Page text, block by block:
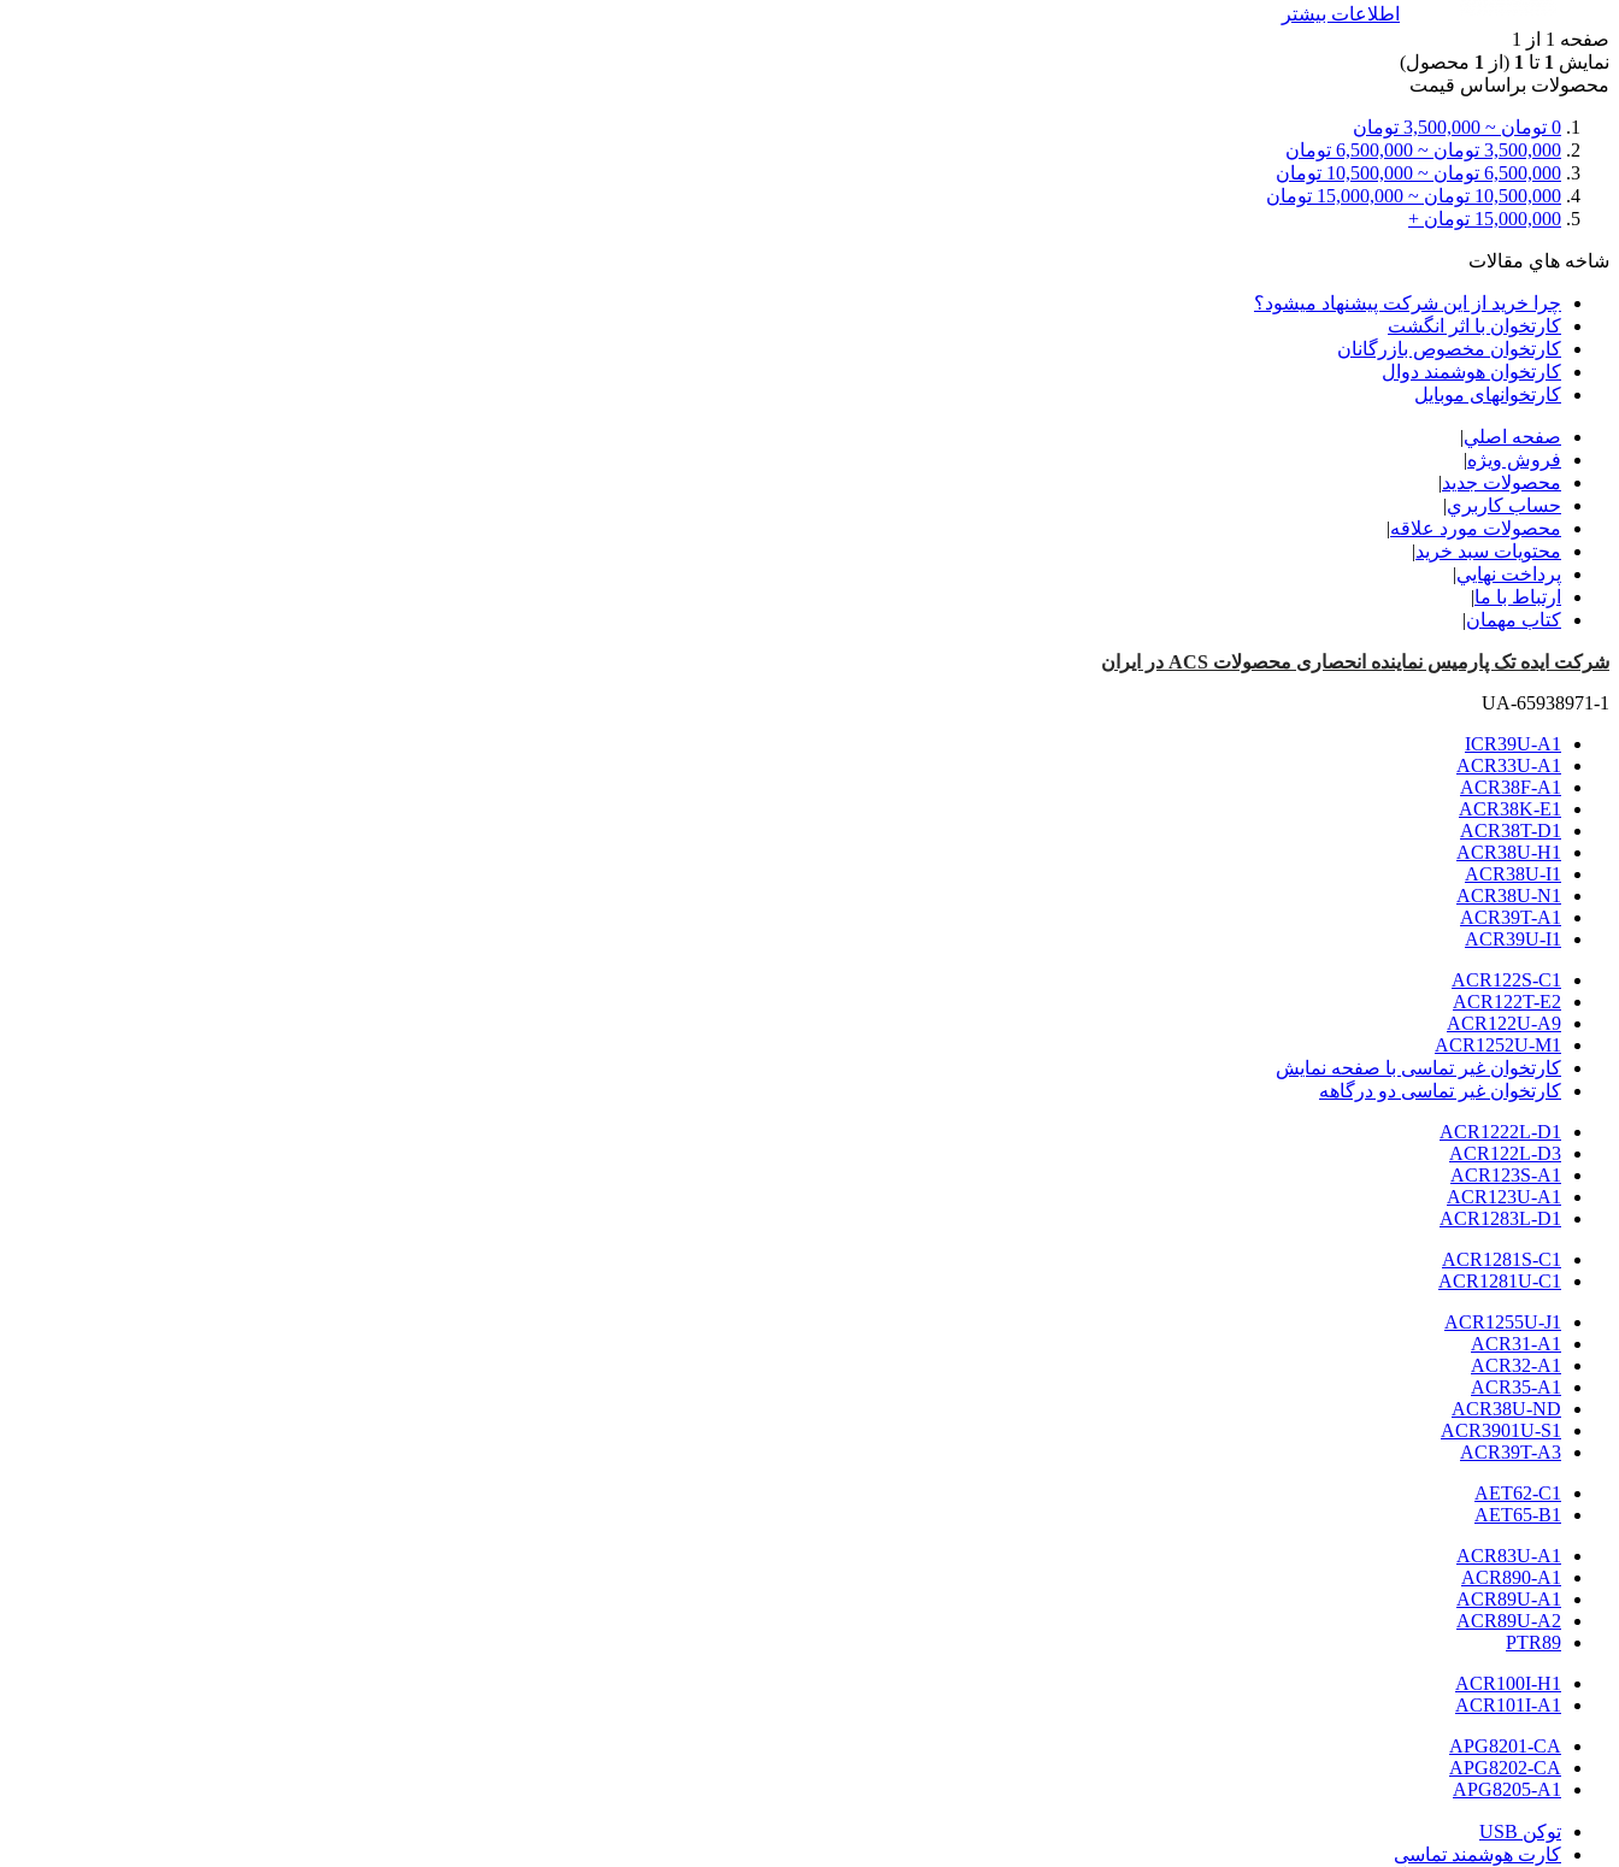
اطلاعات بيشتر
صفحه 1 از 1
نمایش 1 تا 1 (از 1 محصول)
محصولات براساس قيمت
0 تومان ~ 3,500,000 تومان
3,500,000 تومان ~ 6,500,000 تومان
6,500,000 تومان ~ 10,500,000 تومان
10,500,000 تومان ~ 15,000,000 تومان
15,000,000 تومان +
شاخه هاي مقالات
چرا خرید از این شرکت پیشنهاد میشود؟
کارتخوان با اثر انگشت
کارتخوان مخصوص بازرگانان
کارتخوان هوشمند دوال
کارتخوانهای موبایل
صفحه اصلي|
فروش ویژه|
محصولات جدید|
حساب کاربري|
محصولات مورد علاقه|
محتويات سبد خريد|
پرداخت نهايي|
ارتباط با ما|
کتاب مهمان|
شرکت ایده تک پارمیس نماینده انحصاری محصولات ACS در ایران
UA-65938971-1
ICR39U-A1
ACR33U-A1
ACR38F-A1
ACR38K-E1
ACR38T-D1
ACR38U-H1
ACR38U-I1
ACR38U-N1
ACR39T-A1
ACR39U-I1
ACR122S-C1
ACR122T-E2
ACR122U-A9
ACR1252U-M1
کارتخوان غیر تماسی با صفحه نمایش
کارتخوان غیر تماسی دو درگاهه
ACR1222L-D1
ACR122L-D3
ACR123S-A1
ACR123U-A1
ACR1283L-D1
ACR1281S-C1
ACR1281U-C1
ACR1255U-J1
ACR31-A1
ACR32-A1
ACR35-A1
ACR38U-ND
ACR3901U-S1
ACR39T-A3
AET62-C1
AET65-B1
ACR83U-A1
ACR890-A1
ACR89U-A1
ACR89U-A2
PTR89
ACR100I-H1
ACR101I-A1
APG8201-CA
APG8202-CA
APG8205-A1
توکن USB
کارت هوشمند تماسی